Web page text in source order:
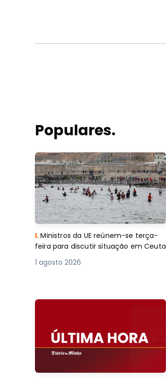
Populares.
I.Ministros da UE reúnem-se terça-
feira para discutir situação em Ceuta
1 agosto 2026